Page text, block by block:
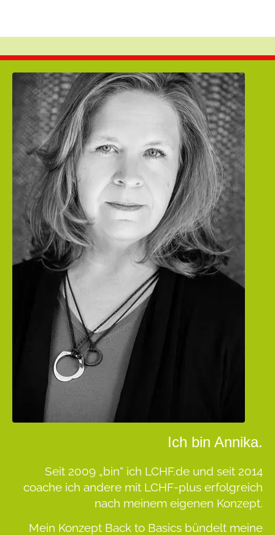
Ich bin Annika.
Seit 2009 „bin“ ich LCHF.de und seit 2014
coache ich andere mit LCHF-plus erfolgreich
nach meinem eigenen Konzept.
Mein Konzept Back to Basics bündelt meine